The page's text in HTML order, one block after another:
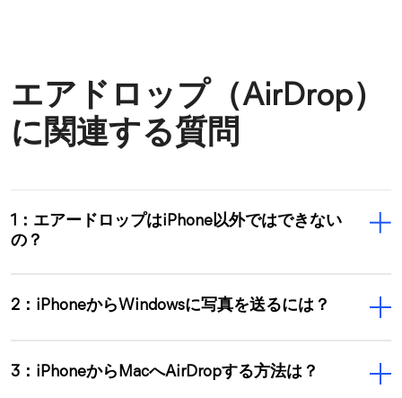
エアドロップ（AirDrop）
に関連する質問
1：エアードロップはiPhone以外ではできない
の？
2：iPhoneからWindowsに写真を送るには？
3：iPhoneからMacへAirDropする方法は？